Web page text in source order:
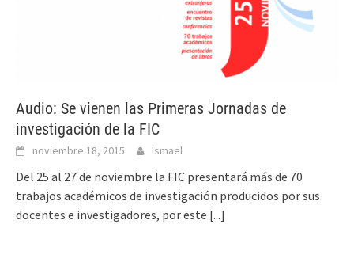
Audio: Se vienen las Primeras Jornadas de
investigación de la FIC
noviembre 18, 2015 Ismael
Del 25 al 27 de noviembre la FIC presentará más de 70
trabajos académicos de investigación producidos por sus
docentes e investigadores, por este [...]